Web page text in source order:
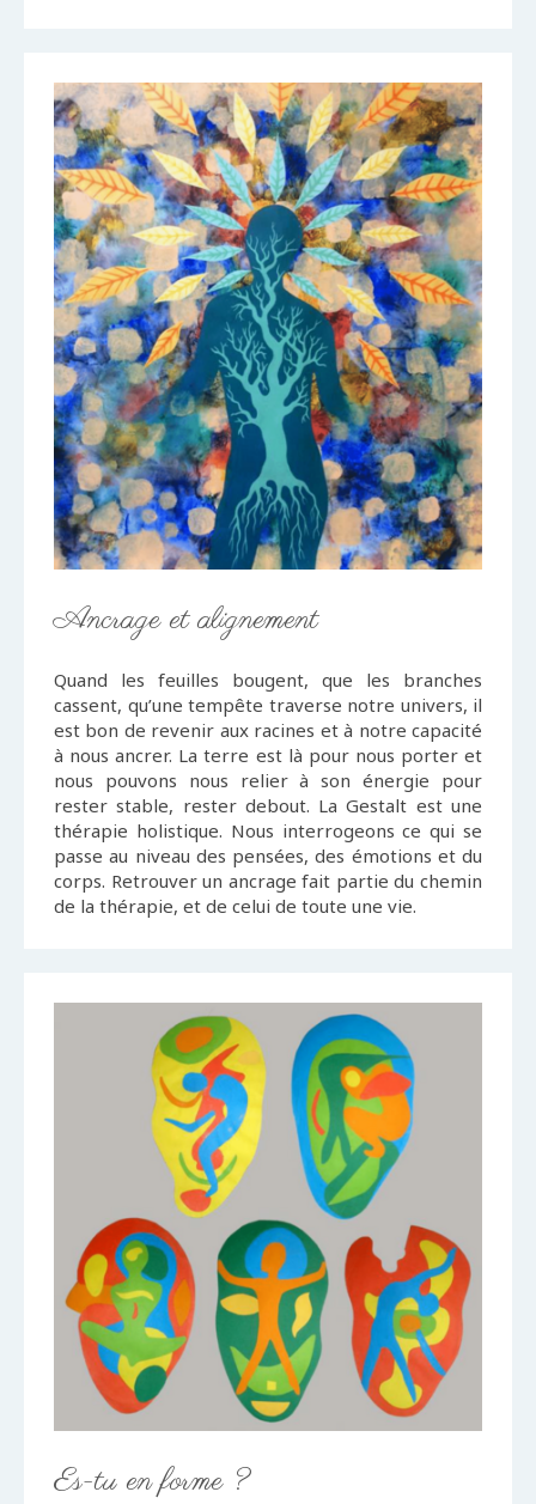
Ancrage et alignement
Quand les feuilles bougent, que les branches
cassent, qu’une tempête traverse notre univers, il
est bon de revenir aux racines et à notre capacité
à nous ancrer. La terre est là pour nous porter et
nous pouvons nous relier à son énergie pour
rester stable, rester debout. La Gestalt est une
thérapie holistique. Nous interrogeons ce qui se
passe au niveau des pensées, des émotions et du
corps. Retrouver un ancrage fait partie du chemin
de la thérapie, et de celui de toute une vie.
Es-tu en forme ?